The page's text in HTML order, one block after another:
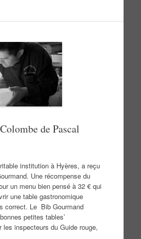
de Pascal
institution à Hyères, a reçu
Une récompense du
un menu bien pensé à 32 € qui
une table gastronomique
correct. Le Bib Gourmand
petites tables’
les inspecteurs du Guide rouge,